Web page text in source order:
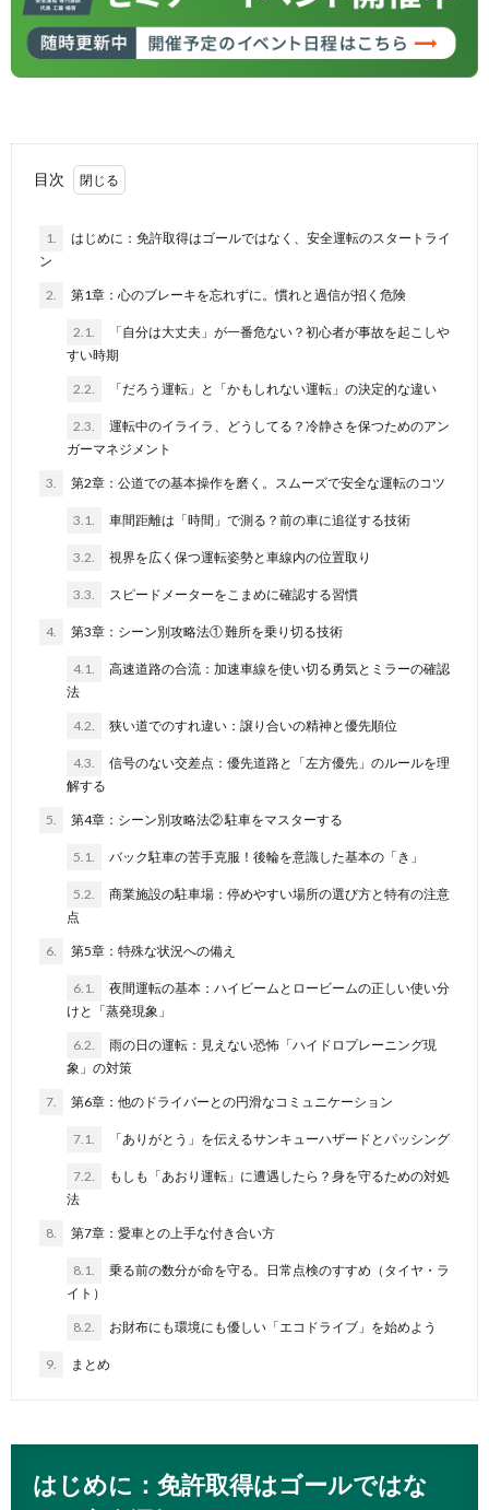
目次
1.
はじめに：免許取得はゴールではなく、安全運転のスタートライ
ン
2. 第1章：心のブレーキを忘れずに。慣れと過信が招く危険
2.1.
「自分は大丈夫」が一番危ない？初心者が事故を起こしや
すい時期
2.2. 「だろう運転」と「かもしれない運転」の決定的な違い
2.3.
運転中のイライラ、どうしてる？冷静さを保つためのアン
ガーマネジメント
3. 第2章：公道での基本操作を磨く。スムーズで安全な運転のコツ
3.1. 車間距離は「時間」で測る？前の車に追従する技術
3.2. 視界を広く保つ運転姿勢と車線内の位置取り
3.3. スピードメーターをこまめに確認する習慣
4. 第3章：シーン別攻略法① 難所を乗り切る技術
4.1.
高速道路の合流：加速車線を使い切る勇気とミラーの確認
法
4.2. 狭い道でのすれ違い：譲り合いの精神と優先順位
4.3.
信号のない交差点：優先道路と「左方優先」のルールを理
解する
5. 第4章：シーン別攻略法② 駐車をマスターする
5.1. バック駐車の苦手克服！後輪を意識した基本の「き」
5.2.
商業施設の駐車場：停めやすい場所の選び方と特有の注意
点
6. 第5章：特殊な状況への備え
6.1.
夜間運転の基本：ハイビームとロービームの正しい使い分
けと「蒸発現象」
6.2.
雨の日の運転：見えない恐怖「ハイドロプレーニング現
象」の対策
7. 第6章：他のドライバーとの円滑なコミュニケーション
7.1. 「ありがとう」を伝えるサンキューハザードとパッシング
7.2.
もしも「あおり運転」に遭遇したら？身を守るための対処
法
8. 第7章：愛車との上手な付き合い方
8.1.
乗る前の数分が命を守る。日常点検のすすめ（タイヤ・ラ
イト）
8.2. お財布にも環境にも優しい「エコドライブ」を始めよう
9. まとめ
はじめに：免許取得はゴールではな